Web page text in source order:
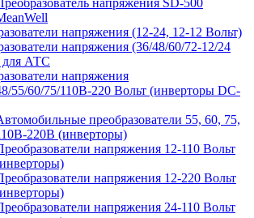
напряжения SD-500
напряжения (12-24, 12-12 Вольт)
напряжения (36/48/60/72-12/24
для АТС
напряжения
55/60/75/110В-220 Вольт (инверторы DC-
преобразователи 55, 60, 75,
220В (инверторы)
напряжения 12-110 Вольт
напряжения 12-220 Вольт
напряжения 24-110 Вольт